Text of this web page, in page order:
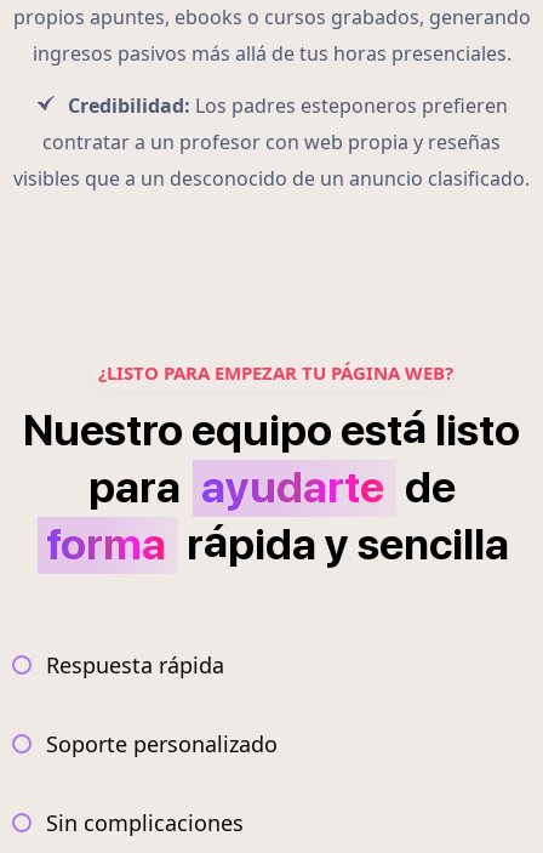
propios apuntes, ebooks o cursos grabados, generando
ingresos pasivos más allá de tus horas presenciales.
Credibilidad: Los padres esteponeros prefieren
contratar a un profesor con web propia y reseñas
visibles que a un desconocido de un anuncio clasificado.
¿LISTO PARA EMPEZAR TU PÁGINA WEB?
Nuestro equipo está listo
para ayudarte de
forma rápidaysencilla
Respuesta rápida
Soporte personalizado
Sin complicaciones